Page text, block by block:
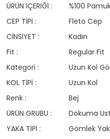
ÜRÜN İÇERİĞİ :
%100
CEP TİPİ :
Fleto Cep
CİNSİYET :
Kadın
Fit :
Regular Fit
Kategori :
Uzun Kol
KOL TİPİ :
Uzun Kol
Renk :
Bej
ÜRÜN GRUBU :
Dokuma Ust
YAKA TİPİ :
Gömlek